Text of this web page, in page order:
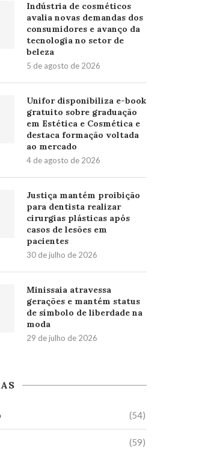
Indústria de cosméticos
avalia novas demandas dos
consumidores e avanço da
tecnologia no setor de
beleza
5 de agosto de 2026
Unifor disponibiliza e-book
gratuito sobre graduação
em Estética e Cosmética e
destaca formação voltada
ao mercado
4 de agosto de 2026
Justiça mantém proibição
para dentista realizar
cirurgias plásticas após
casos de lesões em
pacientes
30 de julho de 2026
Minissaia atravessa
gerações e mantém status
de símbolo de liberdade na
moda
29 de julho de 2026
(54)
(59)